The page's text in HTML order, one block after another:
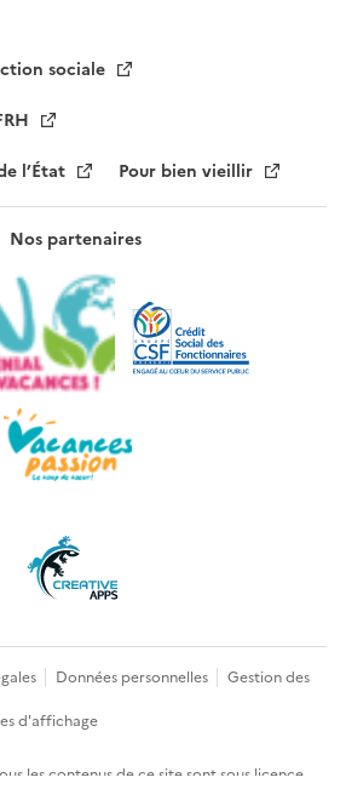
sociale
l’État
Pour bien vieillir
Nos partenaires
Données personnelles
Gestion des
d'affichage
les contenus de ce site sont sous licence